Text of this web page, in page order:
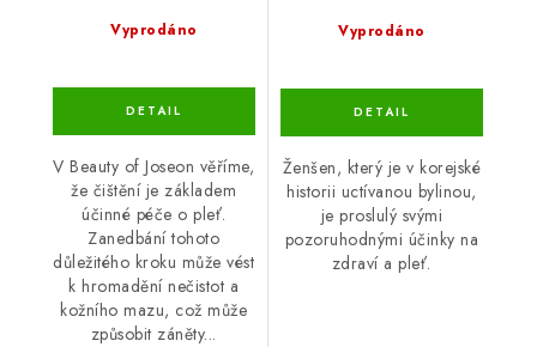
Vyprodáno
V Beauty of Joseon věříme,
že čištění je základem
účinné péče o pleť.
Zanedbání tohoto
důležitého kroku může vést
k hromadění nečistot a
kožního mazu, což může
způsobit záněty...
Vyprodáno
Ženšen, který je v korejské
historii uctívanou bylinou,
je proslulý svými
pozoruhodnými účinky na
zdraví a pleť.